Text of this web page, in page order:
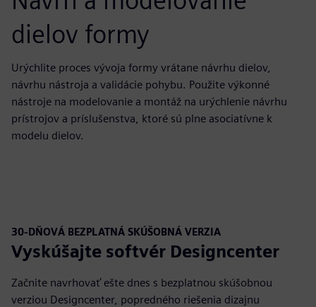
dielov formy
Urýchlite proces vývoja formy vrátane návrhu dielov,
návrhu nástroja a validácie pohybu. Použite výkonné
nástroje na modelovanie a montáž na urýchlenie návrhu
prístrojov a príslušenstva, ktoré sú plne asociatívne k
modelu dielov.
30-DŇOVÁ BEZPLATNÁ SKÚŠOBNÁ VERZIA
Vyskúšajte softvér Designcenter
Začnite navrhovať ešte dnes s bezplatnou skúšobnou
verziou Designcenter, popredného riešenia dizajnu